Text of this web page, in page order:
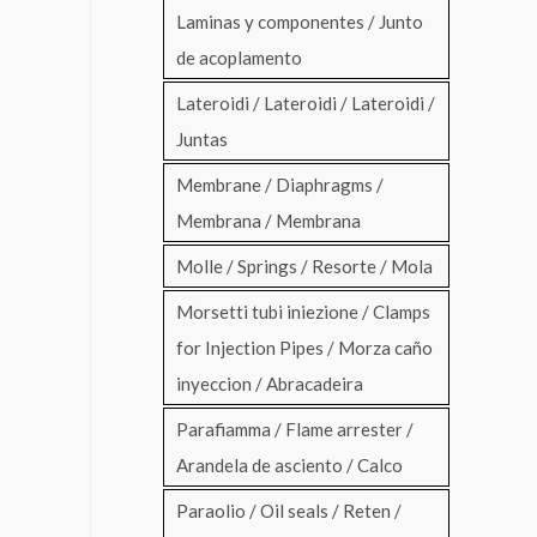
Laminas y componentes / Junto
de acoplamento
Lateroidi / Lateroidi / Lateroidi /
Juntas
Membrane / Diaphragms /
Membrana / Membrana
Molle / Springs / Resorte / Mola
Morsetti tubi iniezione / Clamps
for Injection Pipes / Morza caño
inyeccion / Abracadeira
Parafiamma / Flame arrester /
Arandela de asciento / Calco
Paraolio / Oil seals / Reten /